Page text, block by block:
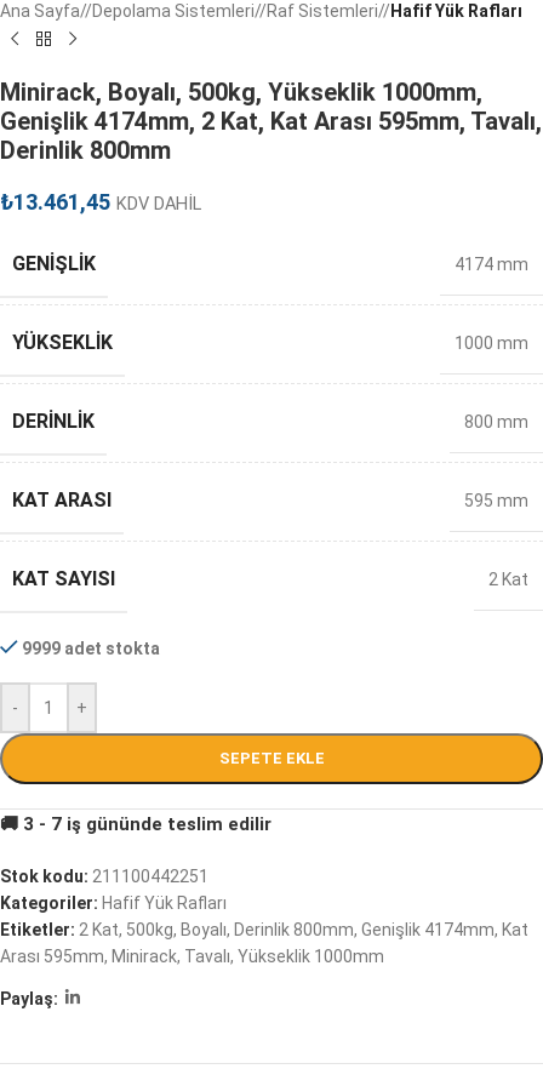
Ana Sayfa/ Depolama Sistemleri/ Raf Sistemleri/ Hafif Yük Rafları
Minirack, Boyalı, 500kg, Yükseklik 1000mm,
Genişlik 4174mm, 2 Kat, Kat Arası 595mm, Tavalı,
Derinlik 800mm
₺13.461,45 KDV DAHİL
GENIŞLIK 4174 mm
YÜKSEKLIK 1000 mm
DERINLIK 800 mm
KAT ARASI 595 mm
KAT SAYISI 2 Kat
9999 adet stokta
- +
SEPETE EKLE
Stok kodu: 211100442251
Kategoriler: Hafif Yük Rafları
Etiketler: 2 Kat, 500kg, Boyalı, Derinlik 800mm, Genişlik 4174mm, Kat
Arası 595mm, Minirack, Tavalı, Yükseklik 1000mm
Paylaş: